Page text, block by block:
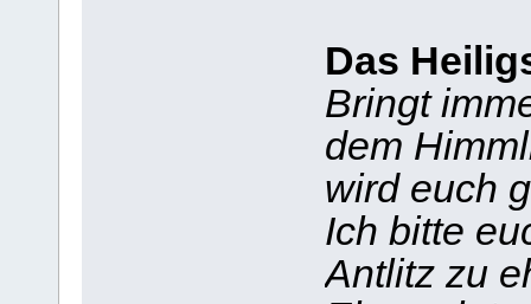
Das
Bringt
dem
wird euch
Ich bitte
Antlitz zu